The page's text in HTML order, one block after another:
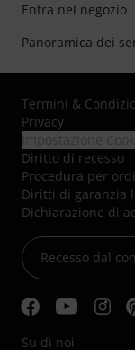
Entra nel negozio
Panoramica dei
Termini &
Privacy
Diritto di recesso
Procedura per
Diritti di garanzia
Dichiarazione di
Recesso dal
Su di noi